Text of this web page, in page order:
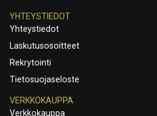
YHTEYSTIEDOT
Yhteystiedot
Laskutusosoitteet
Rekrytointi
Tietosuojaseloste
VERKKOKAUPPA
Verkkokauppa